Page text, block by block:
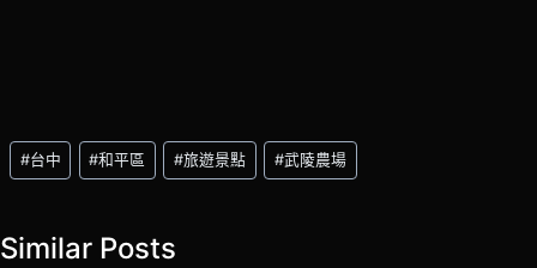
Post
Tags:
#台中 #和平區 #旅遊景點 #武陵農場
Similar Posts